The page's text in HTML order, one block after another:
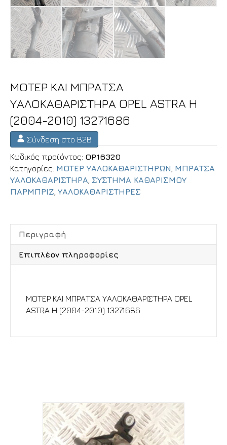
ΜΟΤΕΡ ΚΑΙ ΜΠΡΑΤΣΑ
ΥΑΛΟΚΑΘΑΡΙΣΤΗΡΑ OPEL ASTRA H
(2004-2010) 13271686
Σύνδεση στο B2B
Κωδικός προϊόντος: OP16320
Κατηγορίες: ΜΟΤΕΡ ΥΑΛΟΚΑΘΑΡΙΣΤΗΡΩΝ ΜΠΡΑΤΣΑ
ΥΑΛΟΚΑΘΑΡΙΣΤΗΡΑ ΣΥΣΤΗΜΑ ΚΑΘΑΡΙΣΜΟΥ
ΠΑΡΜΠΡΙΖ ΥΑΛΟΚΑΘΑΡΙΣΤΗΡΕΣ
Περιγραφή
Επιπλέον πληροφορίες
ΜΟΤΕΡ ΚΑΙ ΜΠΡΑΤΣΑ ΥΑΛΟΚΑΘΑΡΙΣΤΗΡΑ OPEL
ASTRA H (2004-2010) 13271686